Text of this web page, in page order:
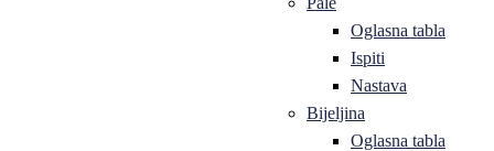
Oglasna tabla
Ispiti
Nastava
Bijeljina
Oglasna tabla